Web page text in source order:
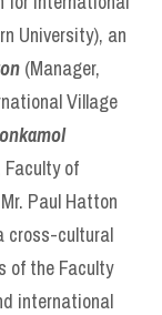
University), an
(Manager,
Village
of
Paul Hatton
cross-cultural
of the Faculty
international